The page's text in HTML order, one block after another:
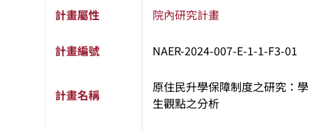
計畫屬性 院內研究計畫
計畫編號 NAER-2024-007-E-1-1-F3-01
計畫名稱
原住民升學保障制度之研究：學
生觀點之分析